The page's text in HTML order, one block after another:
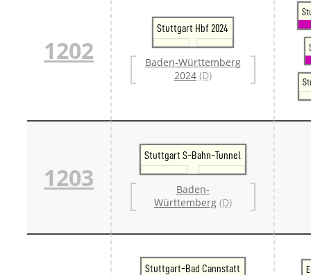
Weitere
1202
Stuttgart Hbf 2024
Baden-Württemberg
2024 (D)
1203
Stuttgart S-Bahn-Tunnel
Baden-
Württemberg (D)
Stuttgart-Bad Cannstatt